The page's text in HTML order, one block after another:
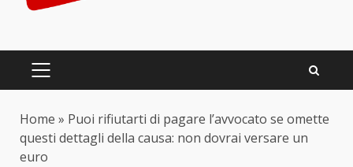
PRIMARY
Home » Puoi rifiutarti di pagare l’avvocato se omette
questi dettagli della causa: non dovrai versare un
euro